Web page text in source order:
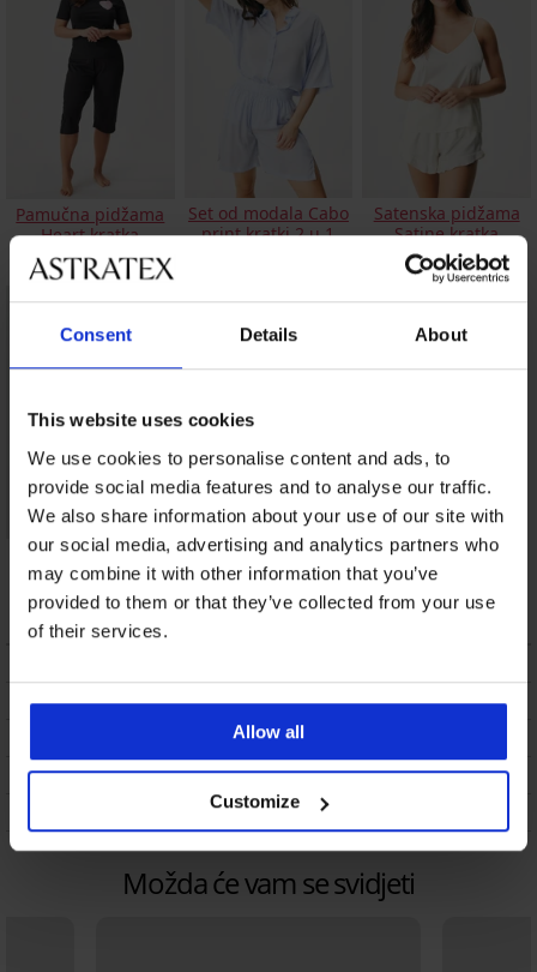
Consent Details About
This website uses cookies
We use cookies to personalise content and ads, to
provide social media features and to analyse our traffic.
We also share information about your use of our site with
our social media, advertising and analytics partners who
may combine it with other information that you’ve
provided to them or that they’ve collected from your use
of their services.
Allow all
Customize
Pamučna pidžama
Heart kratka
19,79 €
Set od modala Cabo
print kratki 2 u 1
Satenska pidžama
Satine kratka
41,99 €
Satenska pidžama
Satine duga
51,99 €
DOSTAVA I PLAĆANJE
ODRŽAVANJE I PRANJE
Možda će vam se svidjeti